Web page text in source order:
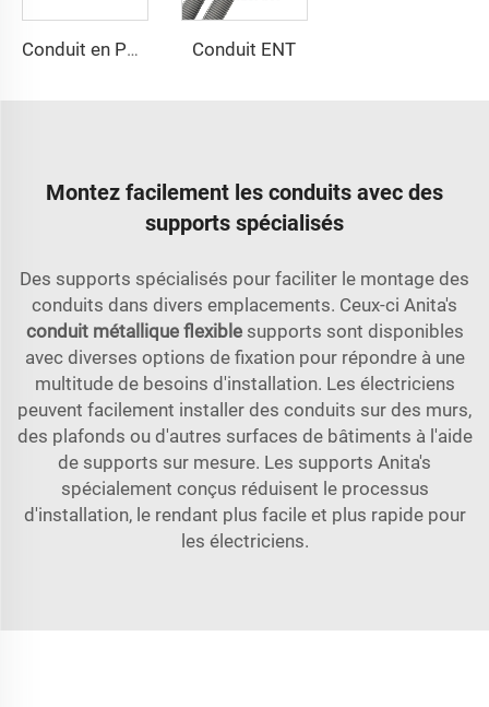
Conduit en PVC Sch40 Conduit ENT
Montez facilement les conduits avec des
supports spécialisés
Des supports spécialisés pour faciliter le montage des
conduits dans divers emplacements. Ceux-ci Anita's
conduit métallique flexible supports sont disponibles
avec diverses options de fixation pour répondre à une
multitude de besoins d'installation. Les électriciens
peuvent facilement installer des conduits sur des murs,
des plafonds ou d'autres surfaces de bâtiments à l'aide
de supports sur mesure. Les supports Anita's
spécialement conçus réduisent le processus
d'installation, le rendant plus facile et plus rapide pour
les électriciens.